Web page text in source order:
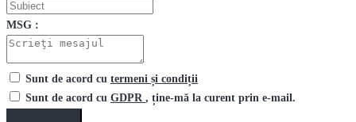
MSG :
Sunt de acord cu termeni și condiții
Sunt de acord cu GDPR , ține-mă la curent prin e-mail.